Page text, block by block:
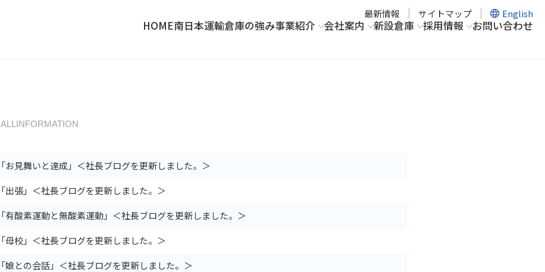
最新情報 サイトマップ English
HOME南日本運輸倉庫の強み事業紹介 会社案内 新設倉庫 採用情報 お問い合わせ
ALLINFORMATION
「お見舞いと達成」＜社長ブログを更新しました。＞
「出張」＜社長ブログを更新しました。＞
「有酸素運動と無酸素運動」＜社長ブログを更新しました。＞
「母校」＜社長ブログを更新しました。＞
「娘との会話」＜社長ブログを更新しました。＞